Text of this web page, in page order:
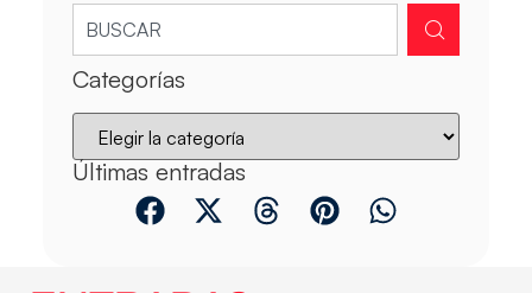
Categorías
Últimas entradas